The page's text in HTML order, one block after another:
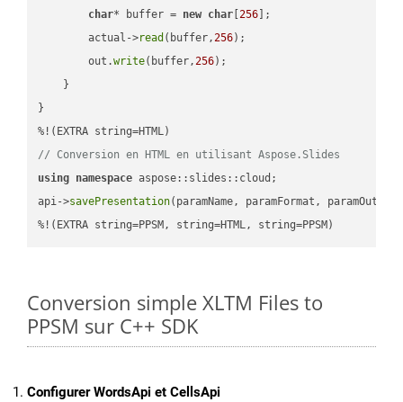
char* buffer = new char [256 ];
        actual->
read (buffer,256);
        out.
write(buffer,256);
    }
}
// Conversion en HTML en utilisant Aspose.Slides
using namespace aspose::slides::cloud;
api->savePresentation(paramName, paramFormat,
%!(EXTRA string=PPSM, string=HTML, string=PPSM)
Conversion simple XLTM Files to
PPSM sur C++ SDK
Configurer WordsApi et CellsApi